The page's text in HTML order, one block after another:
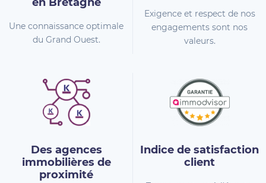
Une connaissance optimale
du Grand Ouest.
Exigence et respect de nos
engagements sont nos
valeurs.
Des agences
immobilières de
proximité
Indice de satisfaction
client